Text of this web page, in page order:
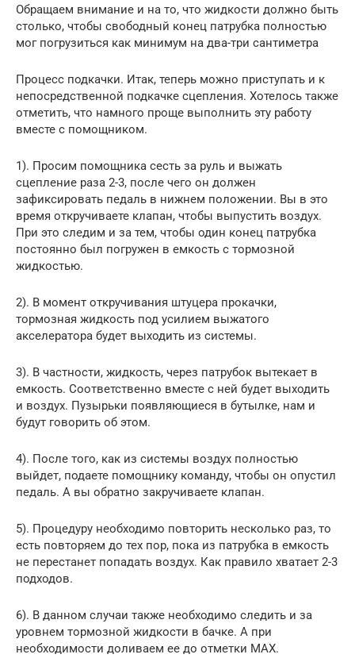
Обращаем внимание и на то, что жидкости должно быть
столько, чтобы свободный конец патрубка полностью
мог погрузиться как минимум на два-три сантиметра
Процесс подкачки. Итак, теперь можно приступать и к
непосредственной подкачке сцепления. Хотелось также
отметить, что намного проще выполнить эту работу
вместе с помощником.
1). Просим помощника сесть за руль и выжать
сцепление раза 2-3, после чего он должен
зафиксировать педаль в нижнем положении. Вы в это
время откручиваете клапан, чтобы выпустить воздух.
При это следим и за тем, чтобы один конец патрубка
постоянно был погружен в емкость с тормозной
жидкостью.
2). В момент откручивания штуцера прокачки,
тормозная жидкость под усилием выжатого
акселератора будет выходить из системы.
3). В частности, жидкость, через патрубок вытекает в
емкость. Соответственно вместе с ней будет выходить
и воздух. Пузырьки появляющиеся в бутылке, нам и
будут говорить об этом.
4). После того, как из системы воздух полностью
выйдет, подаете помощнику команду, чтобы он опустил
педаль. А вы обратно закручиваете клапан.
5). Процедуру необходимо повторить несколько раз, то
есть повторяем до тех пор, пока из патрубка в емкость
не перестанет попадать воздух. Как правило хватает 2-3
подходов.
6). В данном случаи также необходимо следить и за
уровнем тормозной жидкости в бачке. А при
необходимости доливаем ее до отметки MAX.